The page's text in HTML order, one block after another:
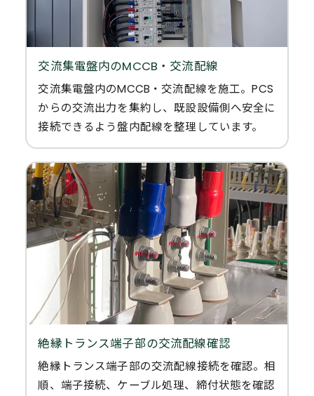
交流集電盤内のMCCB・交流配線
交流集電盤内のMCCB・交流配線を施工。PCS
からの交流出力を集約し、既設設備側へ安全に
接続できるよう盤内配線を整理しています。
絶縁トランス端子部の交流配線確認
絶縁トランス端子部の交流配線接続を確認。相
順、端子接続、ケーブル処理、締付状態を確認